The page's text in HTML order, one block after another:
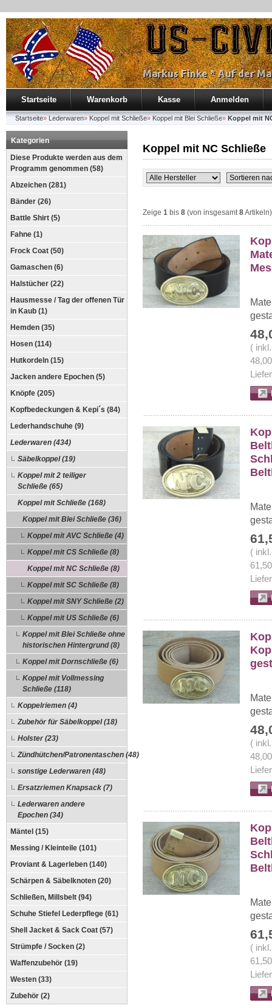
Startseite Warenkorb Kasse Anmelden
Startseite» Lederwaren» Koppel mit Schließe» Koppel mit Blei Schließe» Koppel mit
Kategorien
Diese Produkte werden aus dem
Programm genommen (58)
Abzeichen (281)
Bänder (26)
Battle Shirt (5)
Fahne (1)
Frock Coat (50)
Gamaschen (6)
Halstücher (22)
Hausmesse / Tag der offenen Tür
in Kaub (1)
Hemden (35)
Hosen (114)
Hutkordeln (15)
Jacken andere Epochen (5)
Knöpfe (205)
Kopfbedeckungen & Kepi´s (84)
Lederhandschuhe (9)
Lederwaren (434)
Säbelkoppel (19)
Koppel mit 2 teiliger
Schließe (65)
Koppel mit Schließe (168)
Koppel mit Blei Schließe (36)
Koppel mit AVC Schließe (4)
Koppel mit CS Schließe (8)
Koppel mit NC Schließe (8)
Koppel mit SC Schließe (8)
Koppel mit SNY Schließe (2)
Koppel mit US Schließe (6)
Koppel mit Blei Schließe ohne
historischen Hintergrund (8)
Koppel mit Dornschließe (6)
Koppel mit Vollmessing
Schließe (118)
Koppelriemen (4)
Zubehör für Säbelkoppel (18)
Holster (23)
Zündhütchen/Patronentaschen (48)
sonstige Lederwaren (48)
Ersatzriemen Knapsack (7)
Lederwaren andere
Epochen (34)
Mäntel (15)
Messing / Kleinteile (101)
Proviant & Lagerleben (140)
Schärpen & Säbelknoten (20)
Schließen, Millsbelt (94)
Schuhe Stiefel Lederpflege (61)
Shell Jacket & Sack Coat (57)
Strümpfe / Socken (2)
Waffenzubehör (19)
Westen (33)
Zubehör (2)
Koppel mit NC Schließe
Zeige 1 bis 8 (von insgesamt8Artikeln)
(
(
(
(